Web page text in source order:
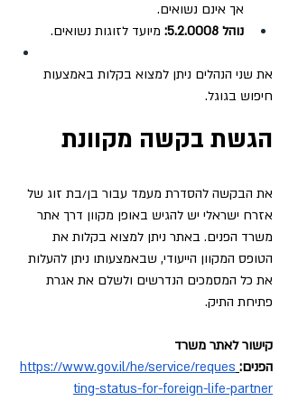
אך אינם נשואים.
נוהל 5.2.0008:
מיועד לזוגות נשואים.
את שני הנהלים ניתן למצוא בקלות באמצעות
חיפוש בגוגל.
הגשת בקשה מקוונת
את הבקשה להסדרת מעמד עבור בן/בת זוג של
אזרח ישראלי יש להגיש באופן מקוון דרך אתר
משרד הפנים. באתר ניתן למצוא בקלות את
הטופס המקוון הייעודי, שבאמצעותו ניתן להעלות
את כל המסמכים הנדרשים ולשלם את אגרת
פתיחת התיק.
קישור לאתר משרד
הפנים: https://www.gov.il/he/service/reques
ting-status-for-foreign-life-partner